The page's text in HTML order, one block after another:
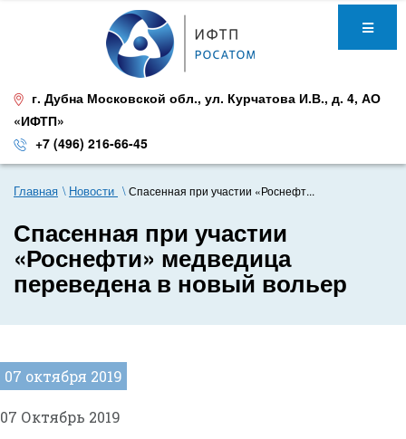
г. Дубна Московской обл., ул. Курчатова И.В., д. 4, АО
«ИФТП»
+7 (496) 216-66-45
Главная Новости Спасенная при участии «Роснефт...
Спасенная при участии
«Роснефти» медведица
переведена в новый вольер
07 октября 2019
07 Октябрь 2019